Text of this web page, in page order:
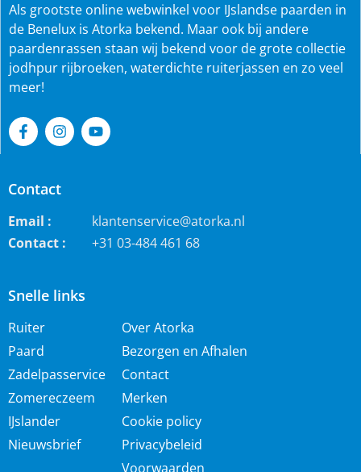
Snelle links
Ruiter
Paard
Zadelpasservice
Zomereczeem
IJslander
Nieuwsbrief
Over Atorka
Bezorgen en Afhalen
Contact
Merken
Cookie policy
Privacybeleid
Voorwaarden
Als grootste online webwinkel voor IJslandse paarden in
de Benelux is Atorka bekend. Maar ook bij andere
paardenrassen staan wij bekend voor de grote collectie
jodhpur rijbroeken, waterdichte ruiterjassen en zo veel
meer!
Contact
Email :
klantenservice@atorka.nl
Contact :
+31 03-484 461 68